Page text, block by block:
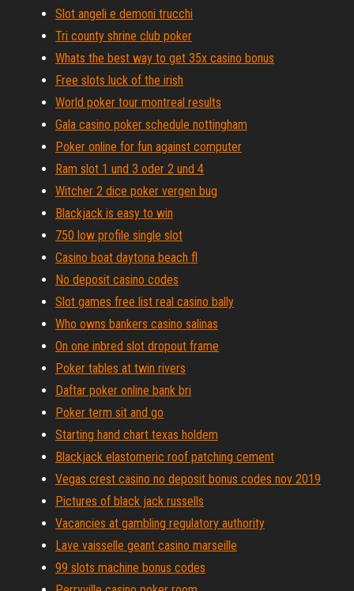
Slot angeli e demoni trucchi
Tri county shrine club poker
Whats the best way to get 35x casino bonus
Free slots luck of the irish
World poker tour montreal results
Gala casino poker schedule nottingham
Poker online for fun against computer
Ram slot 1 und 3 oder 2 und 4
Witcher 2 dice poker vergen bug
Blackjack is easy to win
750 low profile single slot
Casino boat daytona beach fl
No deposit casino codes
Slot games free list real casino bally
Who owns bankers casino salinas
On one inbred slot dropout frame
Poker tables at twin rivers
Daftar poker online bank bri
Poker term sit and go
Starting hand chart texas holdem
Blackjack elastomeric roof patching cement
Vegas crest casino no deposit bonus codes nov 2019
Pictures of black jack russells
Vacancies at gambling regulatory authority
Lave vaisselle geant casino marseille
99 slots machine bonus codes